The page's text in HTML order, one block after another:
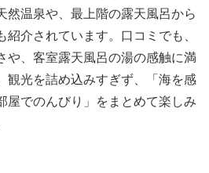
然温泉や、最上階の露天風呂から
紹介されています。口コミでも、
や、客室露天風呂の湯の感触に満
観光を詰め込みすぎず、「海を感
屋でのんびり」をまとめて楽しみ